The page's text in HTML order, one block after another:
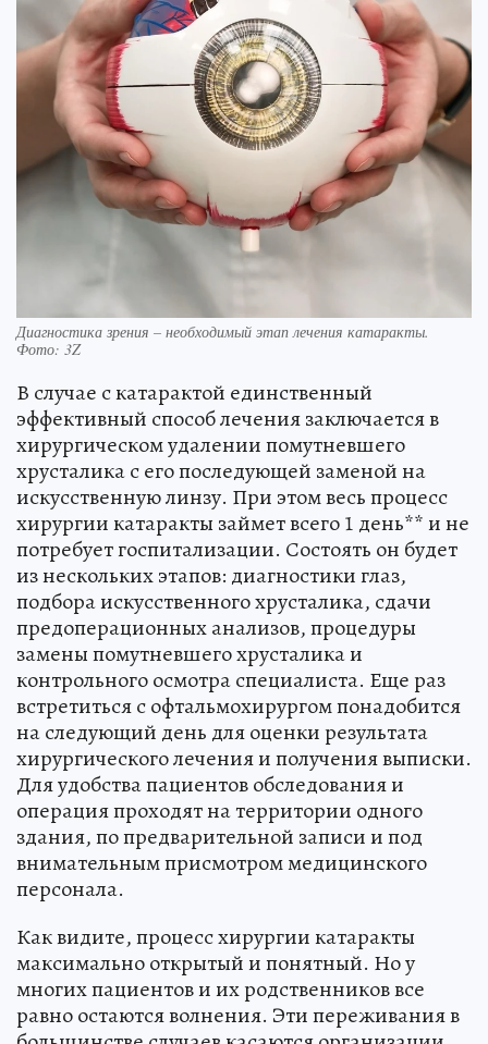
Диагностика зрения – необходимый этап лечения катаракты.
Фото: 3Z
В случае с катарактой единственный
эффективный способ лечения заключается в
хирургическом удалении помутневшего
хрусталика с его последующей заменой на
искусственную линзу. При этом весь процесс
хирургии катаракты займет всего 1 день** и не
потребует госпитализации. Состоять он будет
из нескольких этапов: диагностики глаз,
подбора искусственного хрусталика, сдачи
предоперационных анализов, процедуры
замены помутневшего хрусталика и
контрольного осмотра специалиста. Еще раз
встретиться с офтальмохирургом понадобится
на следующий день для оценки результата
хирургического лечения и получения выписки.
Для удобства пациентов обследования и
операция проходят на территории одного
здания, по предварительной записи и под
внимательным присмотром медицинского
персонала.
Как видите, процесс хирургии катаракты
максимально открытый и понятный. Но у
многих пациентов и их родственников все
равно остаются волнения. Эти переживания в